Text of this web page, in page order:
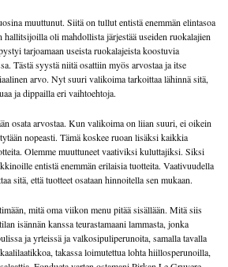
muuttunut. Siitä on tullut entistä enemmän elintasoa
hallitsijoilla oli mahdollista järjestää useiden ruokalajien
tarjoamaan useista ruokalajeista koostuvia
Tästä syystä niitä osattiin myös arvostaa ja itse
arvo. Nyt suuri valikoima tarkoittaa lähinnä sitä,
ja dippailla eri vaihtoehtoja.
osata arvostaa. Kun valikoima on liian suuri, ei oikein
nopeasti. Tämä koskee ruoan lisäksi kaikkia
Olemme muuttuneet vaativiksi kuluttajiksi. Siksi
entistä enemmän erilaisia tuotteita. Vaativuudella
sitä, että tuotteet osataan hinnoitella sen mukaan.
mitä oma viikon menu pitää sisällään. Mitä siis
isännän kanssa teurastamaani lammasta, jonka
ja yrteissä ja valkosipuliperunoita, samalla tavalla
takassa loimutettua lohta hiillosperunoilla,